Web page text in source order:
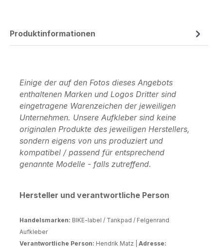
Produktinformationen
Einige der auf den Fotos dieses Angebots
enthaltenen Marken und Logos Dritter sind
eingetragene Warenzeichen der jeweiligen
Unternehmen. Unsere Aufkleber sind keine
originalen Produkte des jeweiligen Herstellers,
sondern eigens von uns produziert und
kompatibel / passend für entsprechend
genannte Modelle - falls zutreffend.
Hersteller und verantwortliche Person
Handelsmarken: BIKE-label / Tankpad / Felgenrand
Aufkleber
Verantwortliche Person: Hendrik Matz | Adresse: